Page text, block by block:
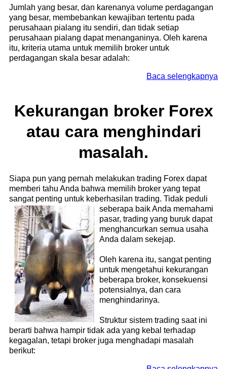
Jumlah yang besar, dan karenanya volume perdagangan
yang besar, membebankan kewajiban tertentu pada
perusahaan pialang itu sendiri, dan tidak setiap
perusahaan pialang dapat menanganinya. Oleh karena
itu, kriteria utama untuk memilih broker untuk
perdagangan skala besar adalah:
Baca selengkapnya
Kekurangan broker Forex
atau cara menghindari
masalah.
Siapa pun yang pernah melakukan trading Forex dapat
memberi tahu Anda bahwa memilih broker yang tepat
sangat penting untuk keberhasilan trading. Tidak peduli
seberapa baik Anda memahami
pasar, trading yang buruk dapat
menghancurkan semua usaha
Anda dalam sekejap.
Oleh karena itu, sangat penting
untuk mengetahui kekurangan
beberapa broker, konsekuensi
potensialnya, dan cara
menghindarinya.
Struktur sistem trading saat ini
berarti bahwa hampir tidak ada yang kebal terhadap
kegagalan, tetapi broker juga menghadapi masalah
berikut: